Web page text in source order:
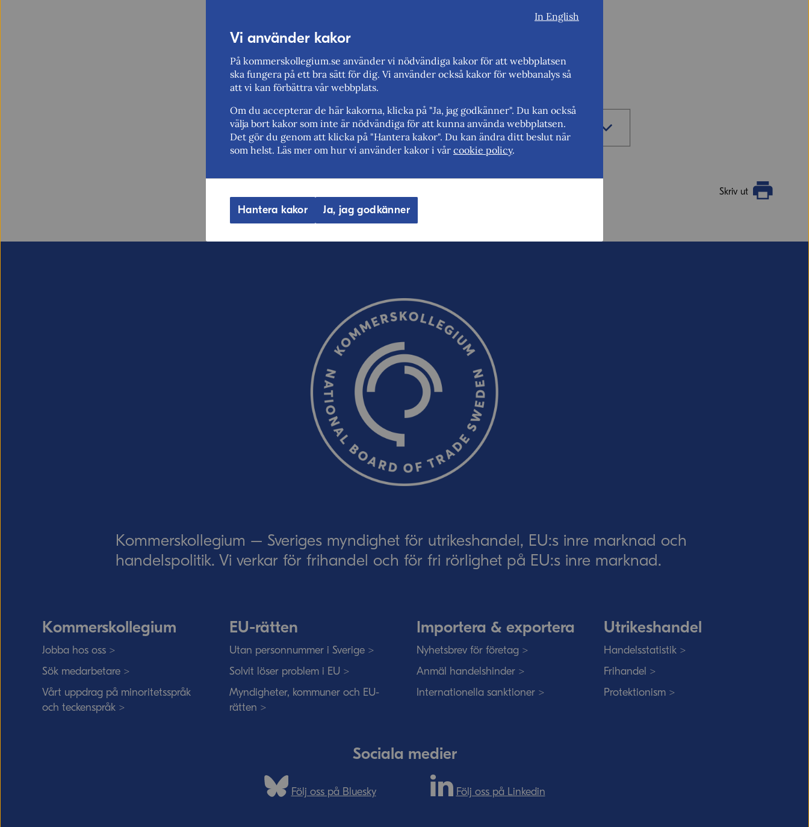
Fler nyheter
Berätta gärna vad vi kan göra för att förbättra den här sidan.
Ordverifiering Uppdatera captcha
Skriv ut
Kommerskollegium – Sveriges myndighet för utrikeshandel, EU:s inre marknad och
handelspolitik. Vi verkar för frihandel och för fri rörlighet på EU:s inre marknad.
Kommerskollegium
Jobba hos oss >
Sök medarbetare >
Vårt uppdrag på minoritetsspråk
och teckenspråk >
EU-rätten
Utan personnummer i Sverige >
Solvit löser problem i EU >
Myndigheter, kommuner och EU-
rätten >
Importera & exportera
Nyhetsbrev för företag >
Anmäl handelshinder >
Internationella sanktioner >
Utrikeshandel
Handelsstatistik >
Frihandel >
Protektionism >
Sociala medier
Följ oss på Bluesky Följ oss på Linkedin
In English
Vi använder kakor
På kommerskollegium.se använder vi nödvändiga kakor för att webbplatsen
ska fungera på ett bra sätt för dig. Vi använder också kakor för webbanalys så
att vi kan förbättra vår webbplats.
Om du accepterar de här kakorna, klicka på "Ja, jag godkänner". Du kan också
välja bort kakor som inte är nödvändiga för att kunna använda webbplatsen.
Det gör du genom att klicka på "Hantera kakor". Du kan ändra ditt beslut när
som helst. Läs mer om hur vi använder kakor i vår cookie policy.
Hantera kakor Ja, jag godkänner